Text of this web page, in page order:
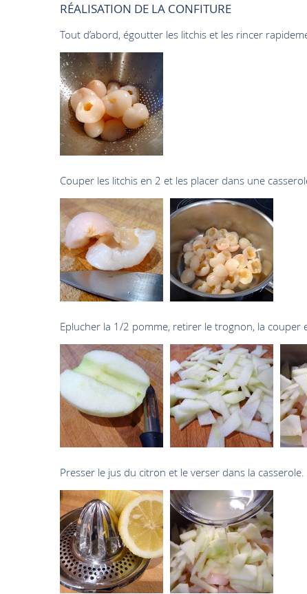
RÉALISATION DE LA CONFITURE
Tout d’abord, égoutter les litchis et les rincer
Couper les litchis en 2 et les placer dans une
Eplucher la 1/2 pomme, retirer le trognon, la couper
Presser le jus du citron et le verser dans la casserole.